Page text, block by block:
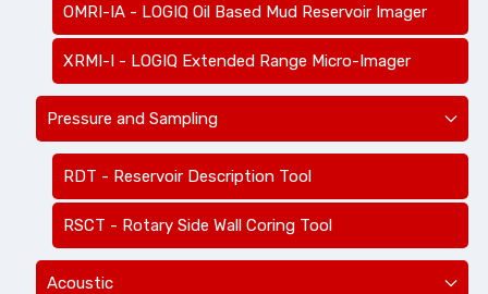
OMRI-IA - LOGIQ Oil Based Mud Reservoir Imager
XRMI-I - LOGIQ Extended Range Micro-Imager
Pressure and Sampling
RDT - Reservoir Description Tool
RSCT - Rotary Side Wall Coring Tool
Acoustic